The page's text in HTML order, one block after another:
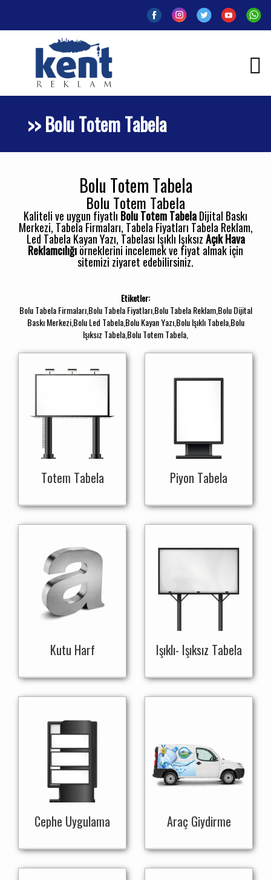
>> Bolu Totem Tabela
Bolu Totem Tabela
Bolu Totem Tabela
Kaliteli ve uygun fiyatlı Bolu Totem TabelaDijital Baskı
Merkezi, Tabela Firmaları, Tabela Fiyatları Tabela Reklam,
Led Tabela Kayan Yazı, Tabelası Işıklı IşıksızAçık Hava
Reklamcılığıörneklerini incelemek ve fiyat almak için
sitemizi ziyaret edebilirsiniz.
Etiketler:
Bolu Tabela Firmaları,Bolu Tabela Fiyatları,Bolu Tabela Reklam,Bolu Dijital
Baskı Merkezi,Bolu Led Tabela,Bolu Kayan Yazı,Bolu Işıklı Tabela,Bolu
Işıksız Tabela,Bolu Totem Tabela,
Totem Tabela Piyon Tabela
Kutu Harf Işıklı- Işıksız Tabela
Cephe Uygulama Araç Giydirme